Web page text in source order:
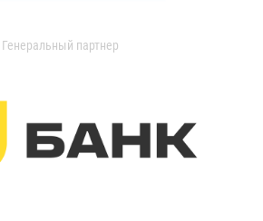
Генеральный партнер